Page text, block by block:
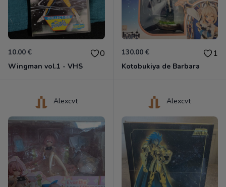
10.00 € 0
Wingman vol.1 - VHS
130.00 € 1
Kotobukiya de Barbara
Alexcvt Alexcvt